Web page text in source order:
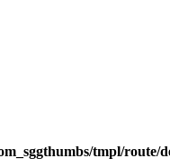
tmpl/route/